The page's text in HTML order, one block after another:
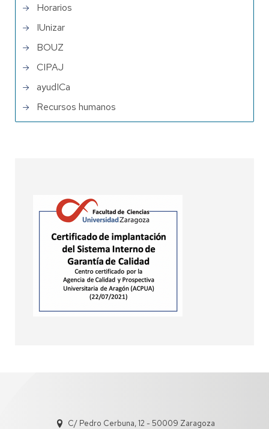
Horarios
IUnizar
BOUZ
CIPAJ
ayudICa
Recursos humanos
C/ Pedro Cerbuna, 12 - 50009 Zaragoza